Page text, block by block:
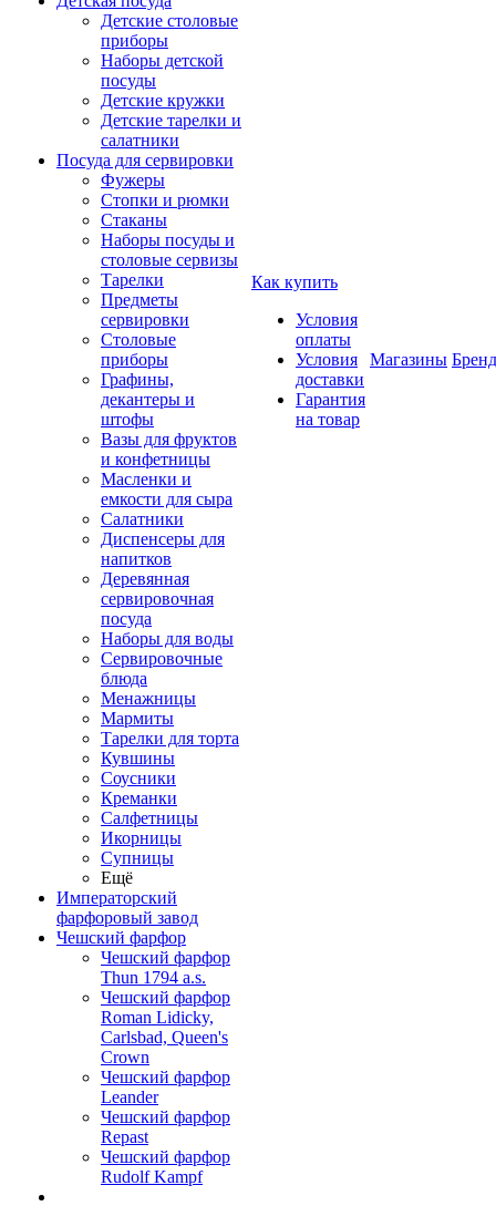
Детские столовые
приборы
Наборы детской
посуды
Детские кружки
Детские тарелки и
салатники
Посуда для сервировки
Фужеры
Стопки и рюмки
Стаканы
Наборы посуды и
столовые сервизы
Тарелки
Предметы
сервировки
Столовые
приборы
Графины,
декантеры и
штофы
Вазы для фруктов
и конфетницы
Масленки и
емкости для сыра
Салатники
Диспенсеры для
напитков
Деревянная
сервировочная
посуда
Наборы для воды
Сервировочные
блюда
Менажницы
Мармиты
Тарелки для торта
Кувшины
Соусники
Креманки
Салфетницы
Икорницы
Супницы
Ещё
Императорский
фарфоровый завод
Чешский фарфор
Чешский фарфор
Thun 1794 a.s.
Чешский фарфор
Roman Lidicky,
Carlsbad, Queen's
Crown
Чешский фарфор
Leander
Чешский фарфор
Repast
Чешский фарфор
Rudolf Kampf
Как купить
Условия
оплаты
Условия
доставки
Гарантия
на товар
Магазины